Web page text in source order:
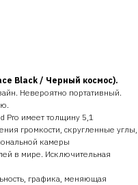
Black / Черный космос).
Невероятно портативный.
Pro имеет толщину 5,1
громкости, скругленные углы,
камеры
в мире. Исключительная
графика, меняющая